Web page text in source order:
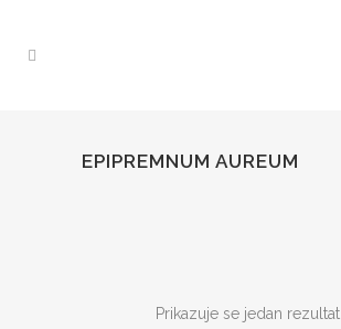
EPIPREMNUM AUREUM
Prikazuje se jedan rezultat